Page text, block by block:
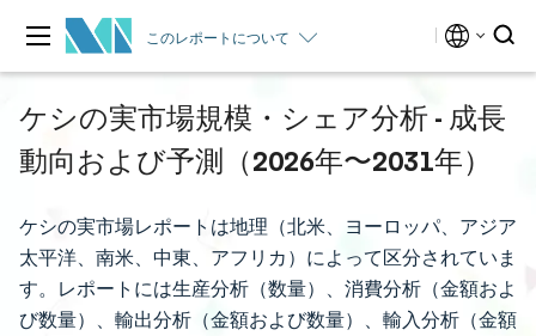
このレポートについて
ケシの実市場規模・シェア分析 - 成長
動向および予測（2026年〜2031年）
ケシの実市場レポートは地理（北米、ヨーロッパ、アジア
太平洋、南米、中東、アフリカ）によって区分されていま
す。レポートには生産分析（数量）、消費分析（金額およ
び数量）、輸出分析（金額および数量）、輸入分析（金額